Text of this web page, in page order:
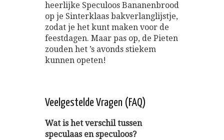
heerlijke Speculoos Bananenbrood
op je Sinterklaas bakverlanglijstje,
zodat je het kunt maken voor de
feestdagen. Maar pas op, de Pieten
zouden het ’s avonds stiekem
kunnen opeten!
Veelgestelde Vragen (FAQ)
Wat is het verschil tussen
speculaas en speculoos?